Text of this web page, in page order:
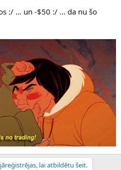
:/ ... un -$50 :/ ... da nu šo
lai atbildētu šeit.